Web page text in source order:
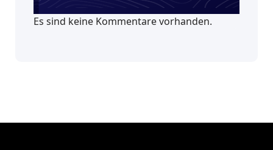
Es sind keine Kommentare vorhanden.